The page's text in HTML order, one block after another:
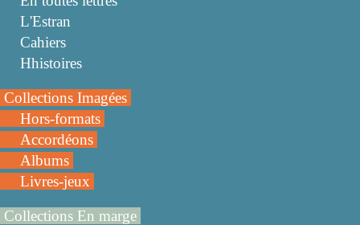
L'Estran
Cahiers
Hhistoires
Collections Imagées
Hors-formats
Accordéons
Albums
Livres-jeux
Collections En marge